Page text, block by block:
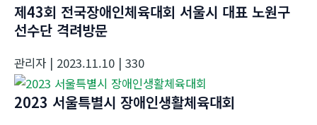
제43회 전국장애인체육대회 서울시 대표 노원구
선수단 격려방문
관리자 | 2023.11.10 | 330
2023 서울특별시 장애인생활체육대회